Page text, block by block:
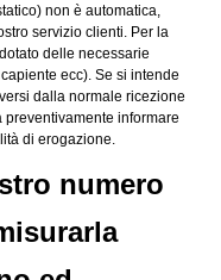
non è automatica,
servizio clienti. Per la
delle necessarie
ecc). Se si intende
dalla normale ricezione
informare
di erogazione.
numero